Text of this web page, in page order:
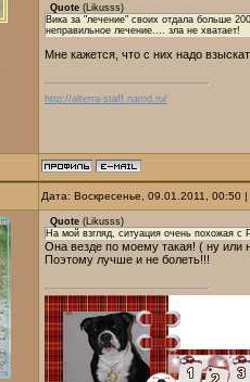
Quote ( Likusss)
Вика за "лечение" своих отдала больше
неправильное лечение.... зла не хватает!
Мне кажется, что с них надо
http://alterra-staff.narod.ru/
Дата: Воскресенье, 09.01.2011,
Quote (Likusss)
На мой взгляд, ситуация очень похожая с
Она везде по моему такая! ( ну или
Поэтому лучше и не болеть!!!